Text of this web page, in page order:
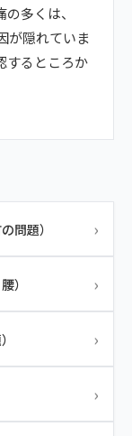
多くは、
が隠れていま
するところか
問題） ›
） ›
›
›